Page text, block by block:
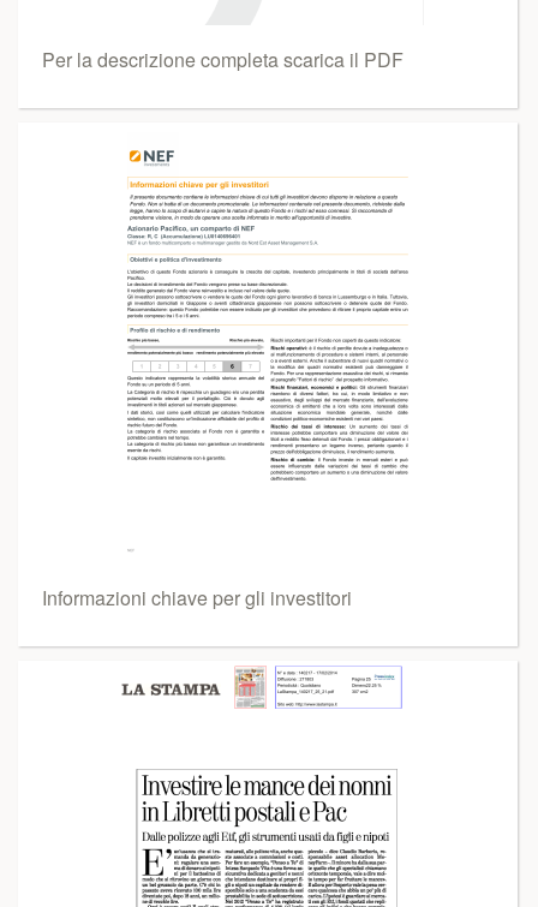
Per la descrizione completa scarica il PDF
Informazioni chiave per gli investitori